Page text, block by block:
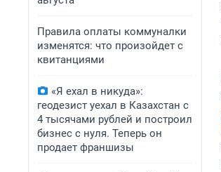
Правила оплаты коммуналки
изменятся: что произойдет с
квитанциями
«Я ехал в никуда»:
геодезист уехал в Казахстан с
4 тысячами рублей и построил
бизнес с нуля. Теперь он
продает франшизы